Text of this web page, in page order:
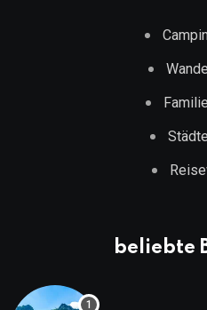
beliebte